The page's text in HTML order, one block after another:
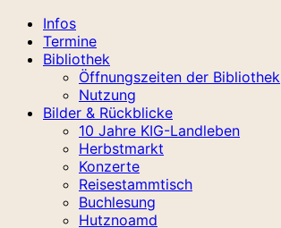
Infos
Termine
Bibliothek
Öffnungszeiten der Bibliothek
Nutzung
Bilder & Rückblicke
10 Jahre KIG-Landleben
Herbstmarkt
Konzerte
Reisestammtisch
Buchlesung
Hutznoamd